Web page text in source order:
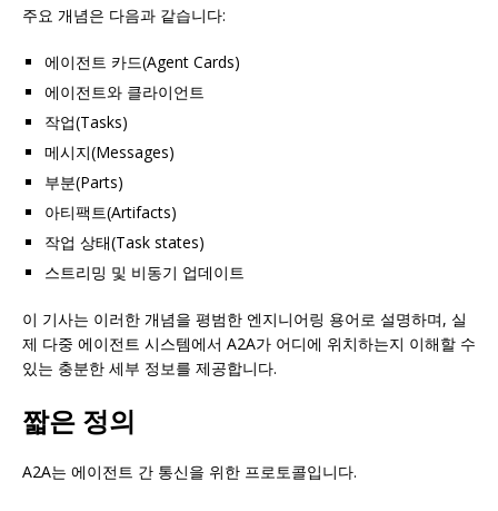
주요 개념은 다음과 같습니다:
에이전트 카드(Agent Cards)
에이전트와 클라이언트
작업(Tasks)
메시지(Messages)
부분(Parts)
아티팩트(Artifacts)
작업 상태(Task states)
스트리밍 및 비동기 업데이트
이 기사는 이러한 개념을 평범한 엔지니어링 용어로 설명하며, 실
제 다중 에이전트 시스템에서 A2A가 어디에 위치하는지 이해할 수
있는 충분한 세부 정보를 제공합니다.
짧은 정의
A2A는 에이전트 간 통신을 위한 프로토콜입니다.